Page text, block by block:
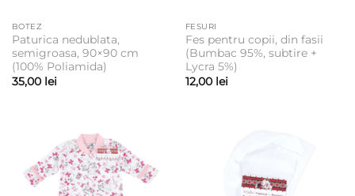
BOTEZ
Paturica nedublata,
semigroasa, 90×90 cm
(100% Poliamida)
35,00 lei
FESURI
Fes pentru copii, din fasii
(Bumbac 95%, subtire +
Lycra 5%)
12,00 lei